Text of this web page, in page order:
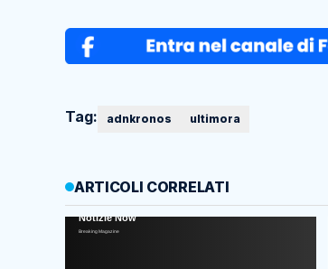
Tag: adnkronos ultimora
ARTICOLI CORRELATI